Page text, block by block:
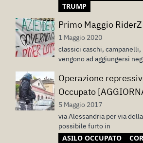
TRUMP
Primo Maggio RiderZ
1 Maggio 2020
classici caschi, campanelli,
vengono ad aggiungersi
Operazione
Occupato
5 Maggio 2017
via Alessandria per via della
possibile furto in
ASILO OCCUPATO